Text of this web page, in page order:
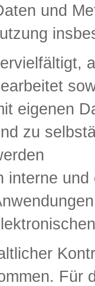
und
eigenen
zu
interne
Für